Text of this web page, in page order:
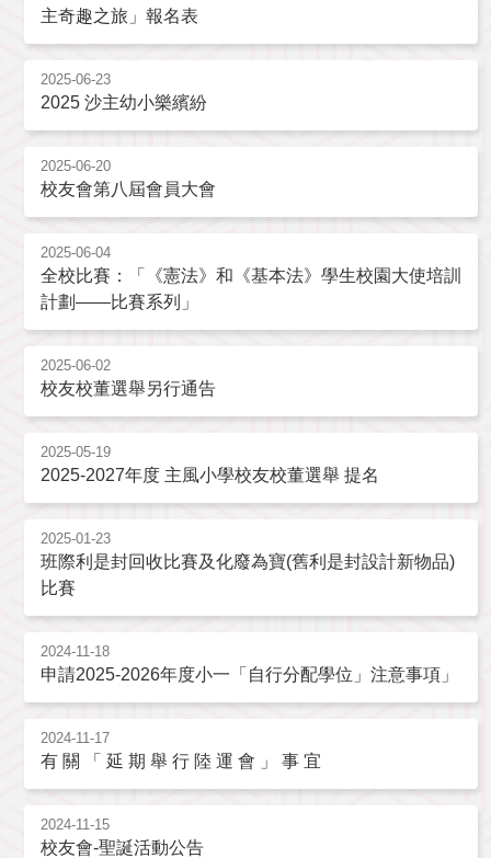
主奇趣之旅」報名表
2025-06-23
2025 沙主幼小樂繽紛
2025-06-20
校友會第八屆會員大會
2025-06-04
全校比賽：「《憲法》和《基本法》學生校園大使培訓
計劃——比賽系列」
2025-06-02
校友校董選舉另行通告
2025-05-19
2025-2027年度 主風小學校友校董選舉 提名
2025-01-23
班際利是封回收比賽及化廢為寶(舊利是封設計新物品)
比賽
2024-11-18
申請2025-2026年度小一「自行分配學位」注意事項」
2024-11-17
有 關 「 延 期 舉 行 陸 運 會 」 事 宜
2024-11-15
校友會-聖誕活動公告